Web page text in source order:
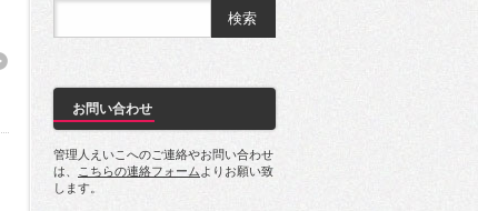
お問い合わせ
管理人えいこへのご連絡やお問い合わせ
は、
こちらの連絡フォーム よりお願い致
します。